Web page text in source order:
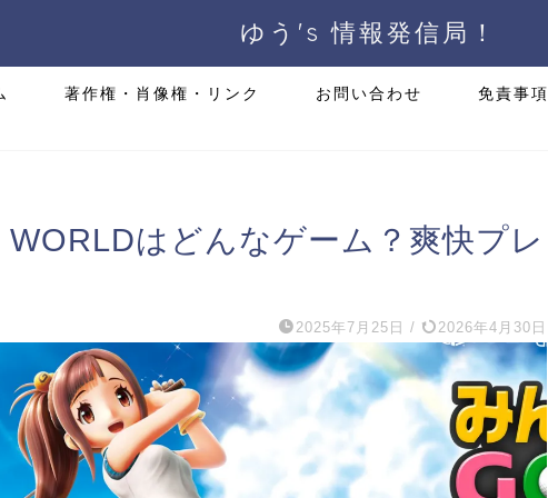
ゆう's 情報発信局！
著作権・肖像権・リンク お問い合わせ 免責事項
はどんなゲーム？爽快プレ
2025年7月25日 / 2026年4月30日